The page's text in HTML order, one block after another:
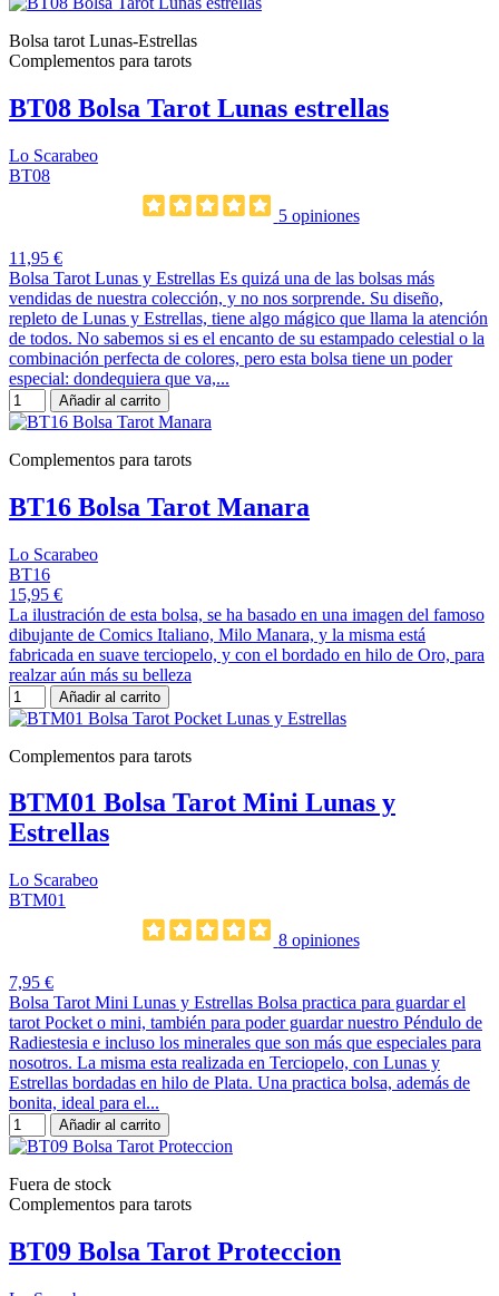
Bolsa tarot Lunas-Estrellas
Complementos para tarots
BT08 Bolsa Tarot Lunas estrellas
Lo Scarabeo
BT08
5 opiniones
11,95 €
Bolsa Tarot Lunas y Estrellas Es quizá una de las bolsas más
vendidas de nuestra colección, y no nos sorprende. Su diseño,
repleto de Lunas y Estrellas, tiene algo mágico que llama la atención
de todos. No sabemos si es el encanto de su estampado celestial o la
combinación perfecta de colores, pero esta bolsa tiene un poder
especial: dondequiera que va,...
Añadir al carrito
Complementos para tarots
BT16 Bolsa Tarot Manara
Lo Scarabeo
BT16
15,95 €
La ilustración de esta bolsa, se ha basado en una imagen del famoso
dibujante de Comics Italiano, Milo Manara, y la misma está
fabricada en suave terciopelo, y con el bordado en hilo de Oro, para
realzar aún más su belleza
Añadir al carrito
Complementos para tarots
BTM01 Bolsa Tarot Mini Lunas y
Estrellas
Lo Scarabeo
BTM01
8 opiniones
7,95 €
Bolsa Tarot Mini Lunas y Estrellas Bolsa practica para guardar el
tarot Pocket o mini, también para poder guardar nuestro Péndulo de
Radiestesia e incluso los minerales que son más que especiales para
nosotros. La misma esta realizada en Terciopelo, con Lunas y
Estrellas bordadas en hilo de Plata. Una practica bolsa, además de
bonita, ideal para el...
Añadir al carrito
Fuera de stock
Complementos para tarots
BT09 Bolsa Tarot Proteccion